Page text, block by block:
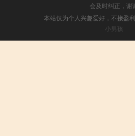
会及时纠正，谢
本站仅为个人兴趣爱好，不接盈
小男孩